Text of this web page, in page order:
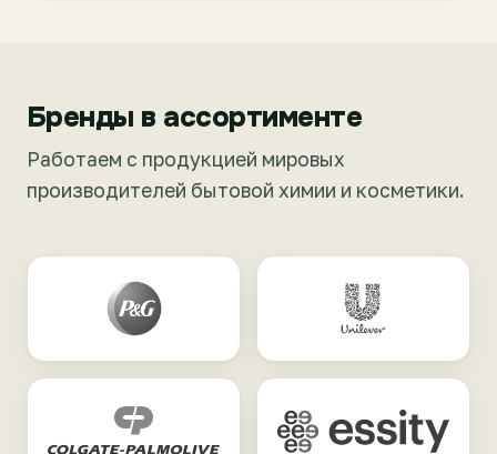
Бренды в ассортименте
Работаем с продукцией мировых
производителей бытовой химии и косметики.